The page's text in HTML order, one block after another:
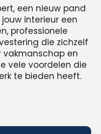
een nieuw pand
interieur een
professionele
die zichzelf
vakmanschap en
vele voordelen die
te bieden heeft.